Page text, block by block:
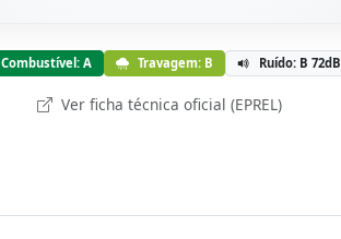
Combustível: A Travagem: B Ruído: B 72dB
Ver ficha técnica oficial (EPREL)